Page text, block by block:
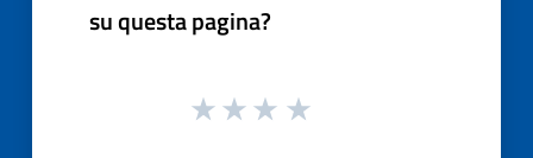
su questa pagina?